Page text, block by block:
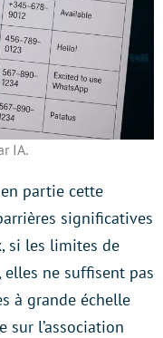
IA.
partie cette
significatives
si les limites de
ne suffisent pas
à grande échelle
sur l’association